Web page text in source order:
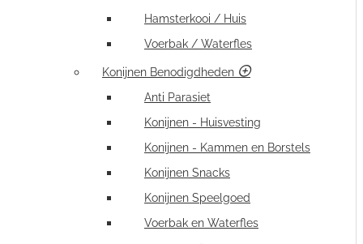
Hamsterkooi / Huis
Voerbak / Waterfles
Konijnen Benodigdheden
Anti Parasiet
Konijnen - Huisvesting
Konijnen - Kammen en Borstels
Konijnen Snacks
Konijnen Speelgoed
Voerbak en Waterfles